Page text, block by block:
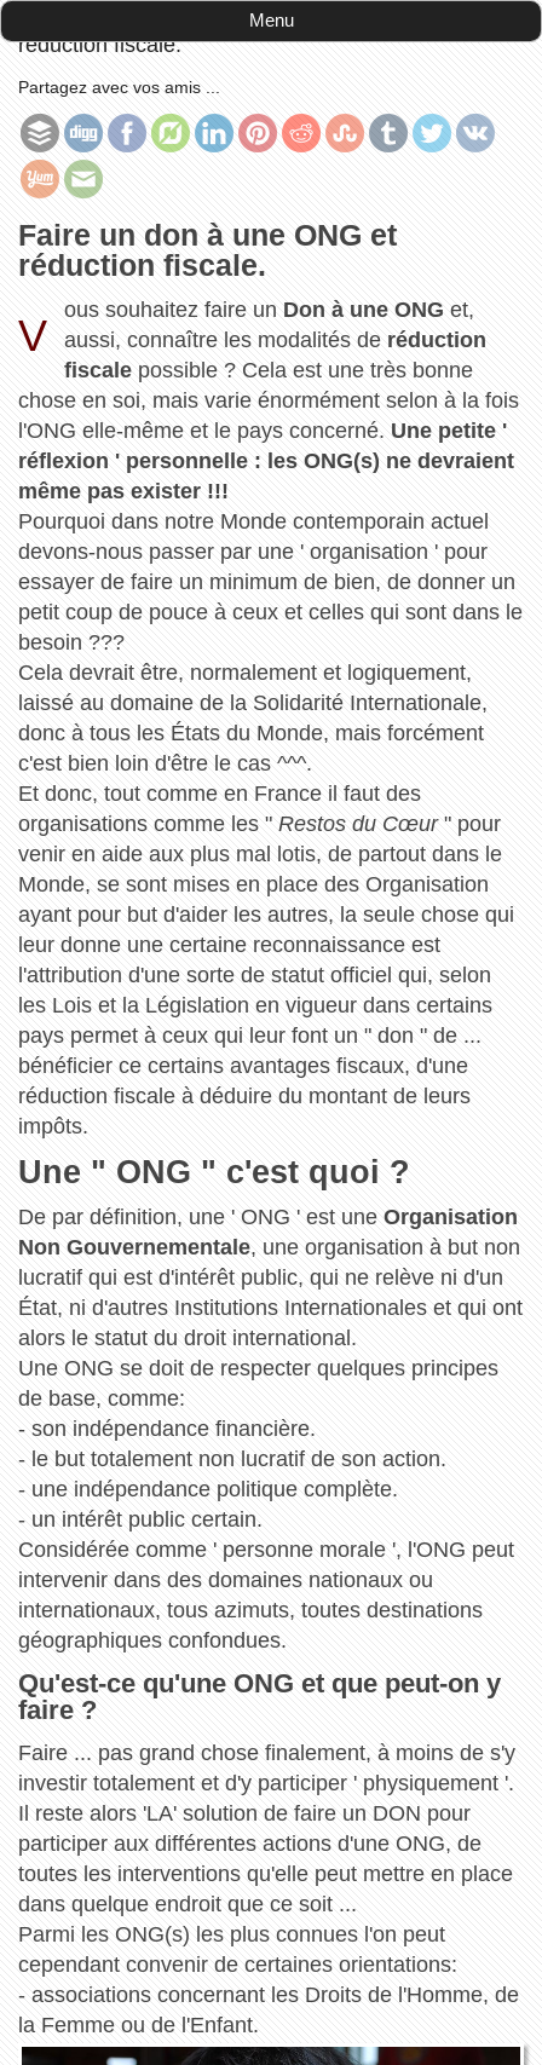
-Faire un don à une ONG et
réduction fiscale.
Partagez avec vos amis ...
Faire un don à une ONG et
réduction fiscale.
V
ous souhaitez faire un Don à une ONG et,
aussi, connaître les modalités de réduction
fiscale possible ? Cela est une très bonne
chose en soi, mais varie énormément selon à la fois
l'ONG elle-même et le pays concerné. Une petite '
réflexion ' personnelle : les ONG(s) ne devraient
même pas exister !!!
Pourquoi dans notre Monde contemporain actuel
devons-nous passer par une ' organisation ' pour
essayer de faire un minimum de bien, de donner un
petit coup de pouce à ceux et celles qui sont dans le
besoin ???
Cela devrait être, normalement et logiquement,
laissé au domaine de la Solidarité Internationale,
donc à tous les États du Monde, mais forcément
c'est bien loin d'être le cas ^^^.
Et donc, tout comme en France il faut des
organisations comme les " Restos du Cœur" pour
venir en aide aux plus mal lotis, de partout dans le
Monde, se sont mises en place des Organisation
ayant pour but d'aider les autres, la seule chose qui
leur donne une certaine reconnaissance est
l'attribution d'une sorte de statut officiel qui, selon
les Lois et la Législation en vigueur dans certains
pays permet à ceux qui leur font un " don " de ...
bénéficier ce certains avantages fiscaux, d'une
réduction fiscale à déduire du montant de leurs
impôts.
Une " ONG " c'est quoi ?
De par définition, une ' ONG ' est une Organisation
Non Gouvernementale, une organisation à but non
lucratif qui est d'intérêt public, qui ne relève ni d'un
État, ni d'autres Institutions Internationales et qui ont
alors le statut du droit international.
Une ONG se doit de respecter quelques principes
de base, comme:
- son indépendance financière.
- le but totalement non lucratif de son action.
- une indépendance politique complète.
- un intérêt public certain.
Considérée comme ' personne morale ', l'ONG peut
intervenir dans des domaines nationaux ou
internationaux, tous azimuts, toutes destinations
géographiques confondues.
Qu'est-ce qu'une ONG et que peut-on y
faire ?
Faire ... pas grand chose finalement, à moins de s'y
investir totalement et d'y participer ' physiquement '.
Il reste alors 'LA' solution de faire un DON pour
participer aux différentes actions d'une ONG, de
toutes les interventions qu'elle peut mettre en place
dans quelque endroit que ce soit ...
Parmi les ONG(s) les plus connues l'on peut
cependant convenir de certaines orientations:
- associations concernant les Droits de l'Homme, de
la Femme ou de l'Enfant.
Menu